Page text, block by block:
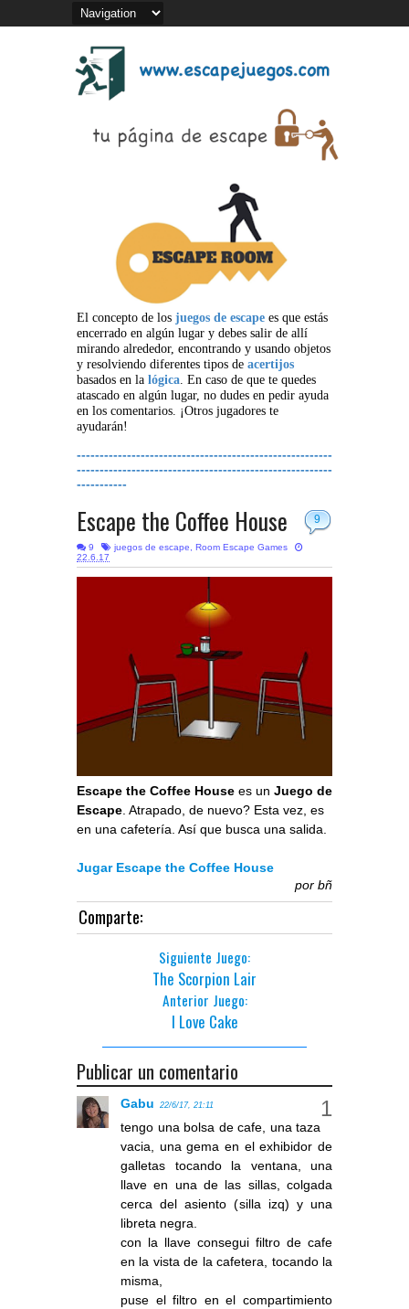
El concepto de los juegos de escape es que estás
encerrado en algún lugar y debes salir de allí
mirando alrededor, encontrando y usando objetos
y resolviendo diferentes tipos de acertijos
basados en la lógica. En caso de que te quedes
atascado en algún lugar, no dudes en pedir ayuda
en los comentarios. ¡Otros jugadores te
ayudarán!
--------------------------------------------------------
--------------------------------------------------------
-----------
9
Escape the Coffee House
9 juegos de escape, Room Escape Games
22.6.17
Escape the Coffee House es un Juego de
Escape. Atrapado, de nuevo? Esta vez, es
en una cafetería. Así que busca una salida.
Jugar Escape the Coffee House
por bñ
Comparte:
Siguiente Juego:
The Scorpion Lair
Anterior Juego:
I Love Cake
Publicar un comentario
Gabu 22/6/17, 21:11
tengo una bolsa de cafe, una taza
vacia, una gema en el exhibidor de
galletas tocando la ventana, una
llave en una de las sillas, colgada
cerca del asiento (silla izq) y una
libreta negra.
con la llave consegui filtro de cafe
en la vista de la cafetera, tocando la
misma,
puse el filtro en el compartimiento